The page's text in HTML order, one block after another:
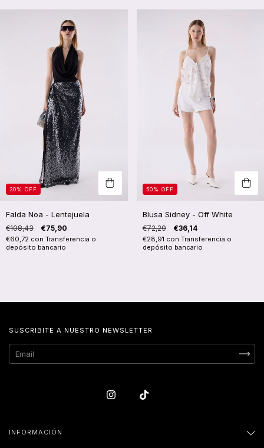
30% OFF
Falda Noa - Lentejuela
€108,43 €75,90
€60,72 con Transferencia o
depósito bancario
50% OFF
Blusa Sidney - Off White
€72,29 €36,14
€28,91 con Transferencia o
depósito bancario
SUSCRIBITE A NUESTRO NEWSLETTER
INFORMACIÓN